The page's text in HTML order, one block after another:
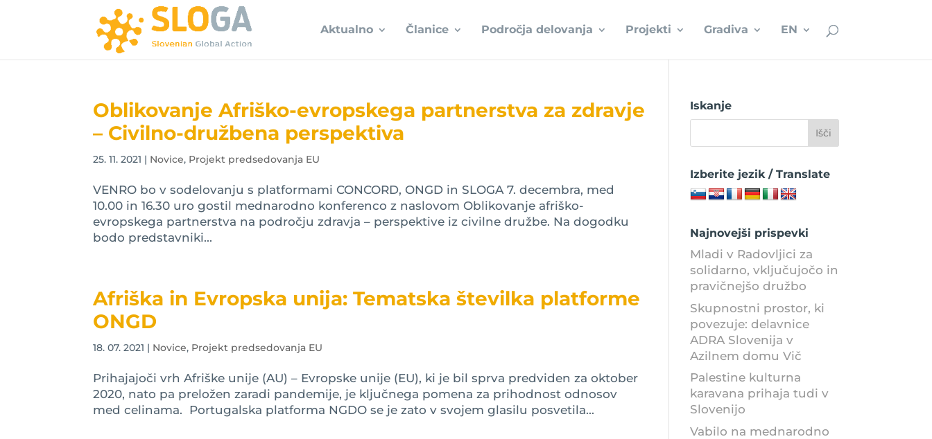
Aktualno Članice Področja delovanja Projekti Gradiva EN
Oblikovanje Afriško-evropskega partnerstva za zdravje
– Civilno-družbena perspektiva
25. 11. 2021 | Novice, Projekt predsedovanja EU
VENRO bo v sodelovanju s platformami CONCORD, ONGD in SLOGA 7. decembra, med
10.00 in 16.30 uro gostil mednarodno konferenco z naslovom Oblikovanje afriško-
evropskega partnerstva na področju zdravja – perspektive iz civilne družbe. Na dogodku
bodo predstavniki...
Afriška in Evropska unija: Tematska številka platforme
ONGD
18. 07. 2021 | Novice, Projekt predsedovanja EU
Prihajajoči vrh Afriške unije (AU) – Evropske unije (EU), ki je bil sprva predviden za oktober
2020, nato pa preložen zaradi pandemije, je ključnega pomena za prihodnost odnosov
med celinama. Portugalska platforma NGDO se je zato v svojem glasilu posvetila...
Iskanje
Izberite jezik / Translate
Najnovejši prispevki
Mladi v Radovljici za
solidarno, vključujočo in
pravičnejšo družbo
Skupnostni prostor, ki
povezuje: delavnice
ADRA Slovenija v
Azilnem domu Vič
Palestine kulturna
karavana prihaja tudi v
Slovenijo
Vabilo na mednarodno